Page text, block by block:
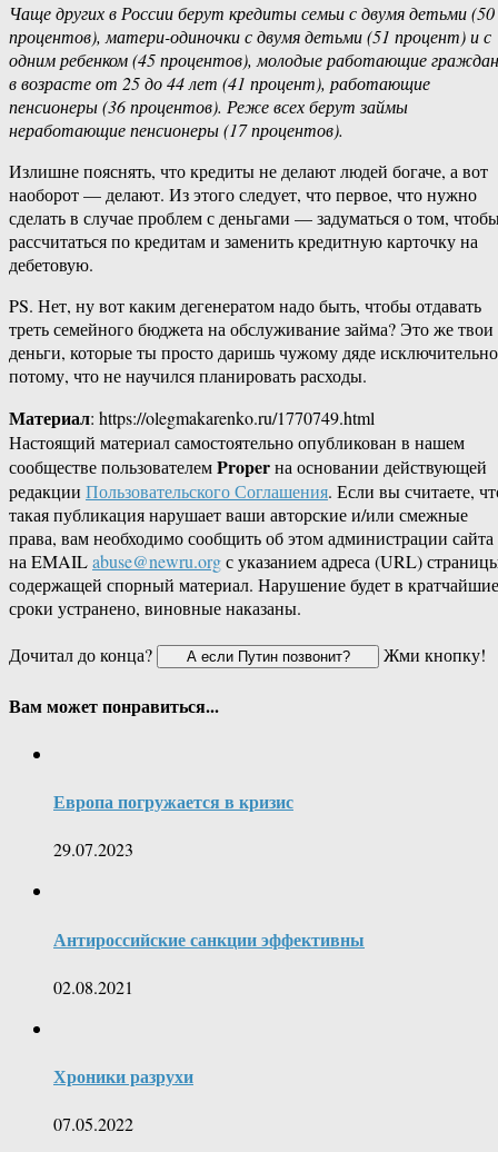
Чаще других в России берут кредиты семьи с двумя детьми (50
процентов), матери-одиночки с двумя детьми (51 процент) и с
одним ребенком (45 процентов), молодые работающие
в возрасте от 25 до 44 лет (41 процент), работающие
пенсионеры (36 процентов). Реже всех берут займы
неработающие пенсионеры (17 процентов).
Излишне пояснять, что кредиты не делают людей богаче, а вот
наоборот — делают. Из этого следует, что первое, что нужно
сделать в случае проблем с деньгами — задуматься о том,
рассчитаться по кредитам и заменить кредитную карточку на
дебетовую.
PS. Нет, ну вот каким дегенератом надо быть, чтобы отдавать
треть семейного бюджета на обслуживание займа? Это же твои
деньги, которые ты просто даришь чужому дяде исключительно
потому, что не научился планировать расходы.
Материал: https://olegmakarenko.ru/1770749.html
Настоящий материал самостоятельно опубликован в нашем
сообществе пользователемProperна основании действующей
редакции Пользовательского Соглашения. Если вы считаете,
такая публикация нарушает ваши авторские и/или смежные
права, вам необходимо сообщить об этом администрации сайта
на EMAILabuse@newru.orgс указанием адреса (URL)
содержащей спорный материал. Нарушение будет в кратчайшие
сроки устранено, виновные наказаны.
Дочитал до конца?
Жми кнопку!
Вам может понравиться...
Европа погружается в кризис
29.07.2023
Антироссийские санкции эффективны
02.08.2021
Хроники разрухи
07.05.2022